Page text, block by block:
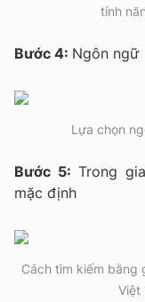
tính
Bước 4: Ngôn ngữ
Lựa chọn
Bước 5: Trong
mặc định
Cách tìm kiếm bằng
Việt